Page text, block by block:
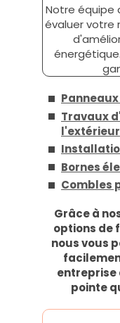
Notre équipe
évaluer votre
Travaux
l'extérieur
Bornes
Combles
Grâce à
options de
nous vous
entreprise
pointe